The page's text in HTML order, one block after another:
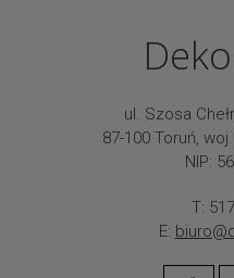
ul. Szosa
87-100 Toruń,
NIP:
T:
E: